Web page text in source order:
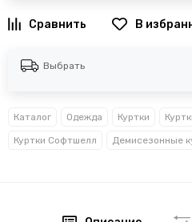
В
Выбрать
Каталог Одежда Куртки
Куртки Софтшелл Демисезонные